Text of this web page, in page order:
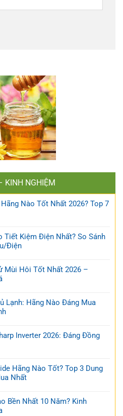
KINH NGHIỆM
Nào Tốt Nhất 2026? Top 7
Tiết Kiệm Điện Nhất? So Sánh
Điện
Mùi Hôi Tốt Nhất 2026 –
Lạnh: Hãng Nào Đáng Mua
Inverter 2026: Đáng Đồng
Hãng Nào Tốt? Top 3 Dung
Nhất
Bền Nhất 10 Năm? Kinh